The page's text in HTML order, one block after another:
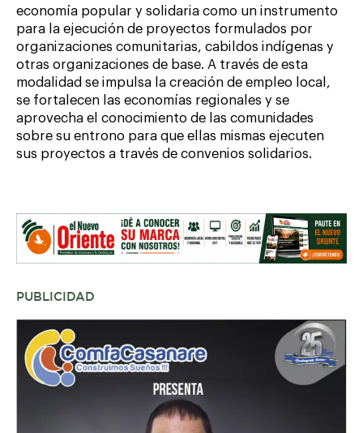
economía popular y solidaria como un instrumento
para la ejecución de proyectos formulados por
organizaciones comunitarias, cabildos indígenas y
otras organizaciones de base. A través de esta
modalidad se impulsa la creación de empleo local,
se fortalecen las economías regionales y se
aprovecha el conocimiento de las comunidades
sobre su entrono para que ellas mismas ejecuten
sus proyectos a través de convenios solidarios.
PUBLICIDAD